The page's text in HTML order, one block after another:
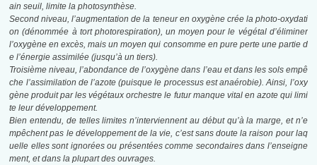
ain seuil,limite la photosynthèse.
Second niveau, l’augmentation de la teneur en oxygène crée la photo-oxydati
on (dénommée à tort photorespiration), un moyen pour le végétal d’éliminer
l’oxygène en excès, mais un moyen qui consomme en pure perte une partie d
e l’énergie assimilée (jusqu’à un tiers).
Troisième niveau, l’abondance de l’oxygène dans l’eau et dans les sols empê
che l’assimilation de l’azote (puisque le processus est anaérobie). Ainsi, l’oxy
gène produit par les végétaux orchestre le futur manque vital en azote qui limi
te leur développement.
Bien entendu, de telles limites n’interviennent au début qu’à la marge, et n’e
mpêchent pas le développement de la vie, c’est sans doute la raison pour laq
uelle elles sont ignorées ou présentées comme secondaires dans l’enseigne
ment, et dans la plupart des ouvrages.